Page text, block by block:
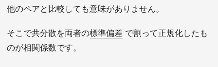
他のペアと比較しても意味がありません。
そこで共分散を両者の標準偏差 で割って正規化したも
のが相関係数です。